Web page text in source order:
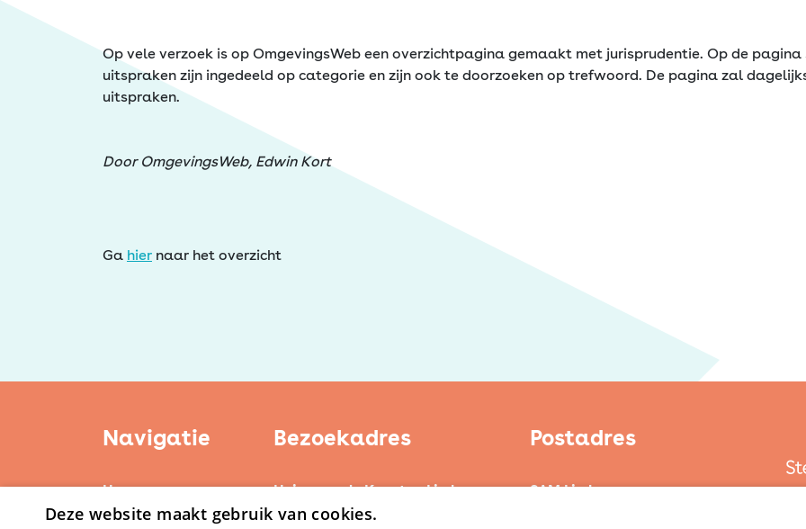
Actueel
Overheid
Op vele verzoek is op OmgevingsWeb een overzichtpagina gemaakt met jurisprudentie. Op de
uitspraken zijn ingedeeld op categorie en zijn ook te doorzoeken op trefwoord. De pagina zal
uitspraken.
Door OmgevingsWeb, Edwin Kort
Ga hier naar het overzicht
Navigatie
Home
Kerntaken
Bezoekadres
Huis voor de Kunsten Limburg
Weerstand Roermond
Postadres
SAM Limburg
Deze website maakt gebruik van cookies.